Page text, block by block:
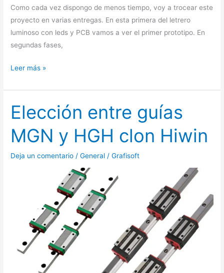
Como cada vez dispongo de menos tiempo, voy a trocear este
proyecto en varias entregas. En esta primera del letrero
luminoso con leds y PCB vamos a ver el primer prototipo. En
segundas fases,
Leer más »
Elección entre guías
MGN y HGH clon Hiwin
Deja un comentario /General /Grafisoft
Elección
entre
guías
MGN
y